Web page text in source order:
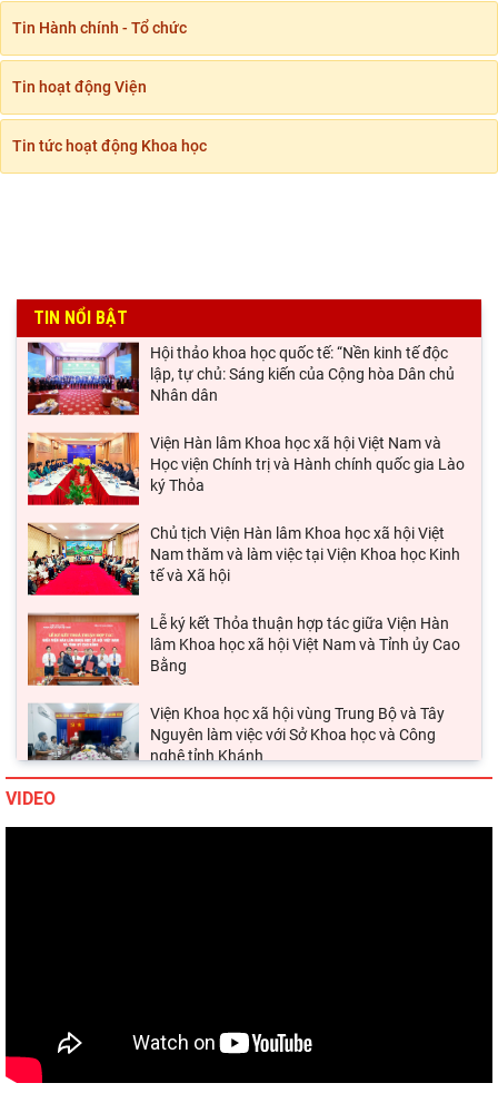
Tin Hành chính - Tổ chức
Tin hoạt động Viện
Tin tức hoạt động Khoa học
TIN NỔI BẬT
lập, tự chủ: Sáng kiến của Cộng hòa Dân chủ
Nhân dân
Học viện Chính trị và Hành chính quốc gia Lào
ký Thỏa
Nam thăm và làm việc tại Viện Khoa học Kinh
tế và Xã hội
lâm Khoa học xã hội Việt Nam và Tỉnh ủy Cao
Bằng
Nguyên làm việc với Sở Khoa học và Công
nghệ tỉnh Khánh
Viện Hàn lâm Khoa học xã hội Việt Nam tham
triển
VIDEO